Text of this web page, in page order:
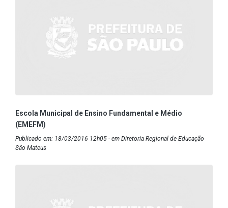
Escola Municipal de Ensino Fundamental e Médio
(EMEFM)
Publicado em: 18/03/2016 12h05 - em Diretoria Regional de Educação
São Mateus